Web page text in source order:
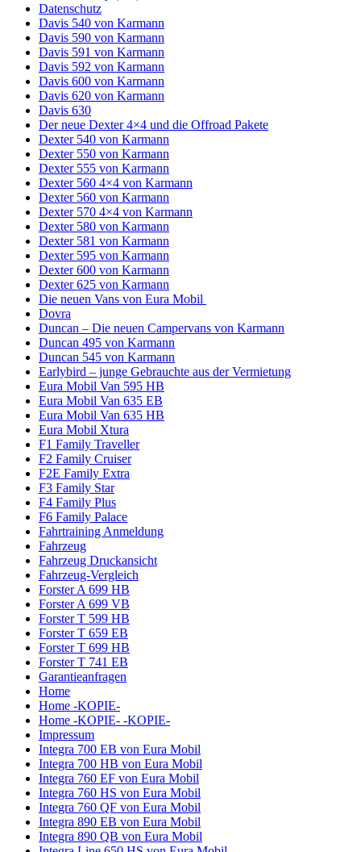
Datenschutz
Davis 540 von Karmann
Davis 590 von Karmann
Davis 591 von Karmann
Davis 592 von Karmann
Davis 600 von Karmann
Davis 620 von Karmann
Davis 630
Der neue Dexter 4×4 und die Offroad Pakete
Dexter 540 von Karmann
Dexter 550 von Karmann
Dexter 555 von Karmann
Dexter 560 4×4 von Karmann
Dexter 560 von Karmann
Dexter 570 4×4 von Karmann
Dexter 580 von Karmann
Dexter 581 von Karmann
Dexter 595 von Karmann
Dexter 600 von Karmann
Dexter 625 von Karmann
Die neuen Vans von Eura Mobil
Dovra
Duncan – Die neuen Campervans von Karmann
Duncan 495 von Karmann
Duncan 545 von Karmann
Earlybird – junge Gebrauchte aus der Vermietung
Eura Mobil Van 595 HB
Eura Mobil Van 635 EB
Eura Mobil Van 635 HB
Eura Mobil Xtura
F1 Family Traveller
F2 Family Cruiser
F2E Family Extra
F3 Family Star
F4 Family Plus
F6 Family Palace
Fahrtraining Anmeldung
Fahrzeug
Fahrzeug Druckansicht
Fahrzeug-Vergleich
Forster A 699 HB
Forster A 699 VB
Forster T 599 HB
Forster T 659 EB
Forster T 699 HB
Forster T 741 EB
Garantieanfragen
Home
Home -KOPIE-
Home -KOPIE- -KOPIE-
Impressum
Integra 700 EB von Eura Mobil
Integra 700 HB von Eura Mobil
Integra 760 EF von Eura Mobil
Integra 760 HS von Eura Mobil
Integra 760 QF von Eura Mobil
Integra 890 EB von Eura Mobil
Integra 890 QB von Eura Mobil